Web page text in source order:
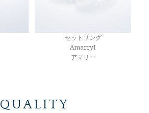
セットリング
AmarryI
アマリー
QUALITY